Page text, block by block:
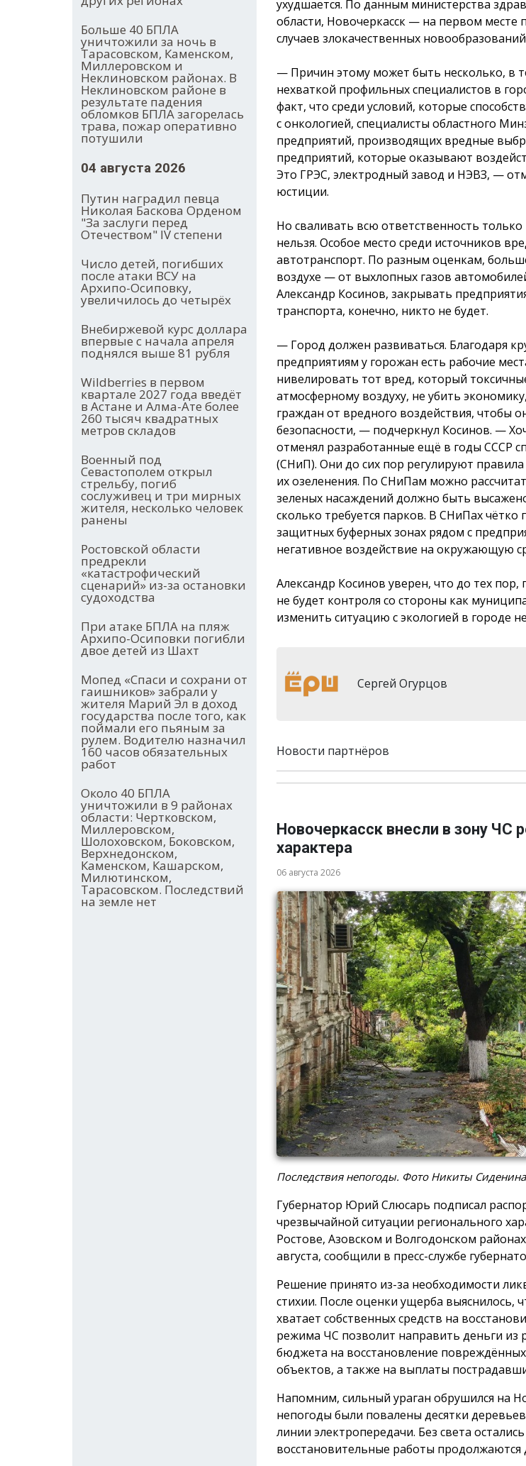
Больше 40 БПЛА
уничтожили за ночь в
Тарасовском, Каменском,
Миллеровском и
Неклиновском районах. В
Неклиновском районе в
результате падения
обломков БПЛА загорелась
трава, пожар оперативно
потушили
04 августа 2026
Путин наградил певца
Николая Баскова Орденом
"За заслуги перед
Отечеством" IV степени
Число детей, погибших
после атаки ВСУ на
Архипо-Осиповку,
увеличилось до четырёх
Внебиржевой курс доллара
впервые с начала апреля
поднялся выше 81 рубля
Wildberries в первом
квартале 2027 года введёт
в Астане и Алма-Ате более
260 тысяч квадратных
метров складов
Военный под
Севастополем открыл
стрельбу, погиб
сослуживец и три мирных
жителя, несколько человек
ранены
Ростовской области
предрекли
«катастрофический
сценарий» из-за остановки
судоходства
При атаке БПЛА на пляж
Архипо-Осиповки погибли
двое детей из Шахт
Мопед «Спаси и сохрани от
гаишников» забрали у
жителя Марий Эл в доход
государства после того, как
поймали его пьяным за
рулем. Водителю назначил
160 часов обязательных
работ
Около 40 БПЛА
уничтожили в 9 районах
области: Чертковском,
Миллеровском,
Шолоховском, Боковском,
Верхнедонском,
Каменском, Кашарском,
Милютинском,
Тарасовском. Последствий
на земле нет
ухудшается. По данным министерства
области, Новочеркасск — на первом месте
случаев злокачественных
— Причин этому может быть несколько, в
нехваткой профильных специалистов в
факт, что среди условий, которые
с онкологией, специалисты областного
предприятий, производящих вредные
предприятий, которые оказывают
Это ГРЭС, электродный завод и НЭВЗ, —
юстиции.
Но сваливать всю ответственность
нельзя. Особое место среди источников
автотранспорт. По разным оценкам,
воздухе — от выхлопных газов
Александр Косинов, закрывать
транспорта, конечно, никто не будет.
— Город должен развиваться. Благодаря
предприятиям у горожан есть рабочие
нивелировать тот вред, который
атмосферному воздуху, не убить
граждан от вредного воздействия, чтобы
безопасности, — подчеркнул Косинов. —
отменял разработанные ещё в годы СССР
(СНиП). Они до сих пор регулируют
их озеленения. По СНиПам можно
зеленых насаждений должно быть
сколько требуется парков. В СНиПах чётко
защитных буферных зонах рядом с
негативное воздействие на окружающую
Александр Косинов уверен, что до тех
не будет контроля со стороны как
изменить ситуацию с экологией в городе
Сергей Огурцов
Новости партнёров
Новочеркасск внесли в зону ЧС
характера
06 августа 2026
Последствия непогоды. Фото Никиты Сиденина
Губернатор Юрий Слюсарь подписал
чрезвычайной ситуации регионального
Ростове, Азовском и Волгодонском
августа, сообщили в пресс-службе
Решение принято из-за необходимости
стихии. После оценки ущерба выяснилось,
хватает собственных средств на
режима ЧС позволит направить деньги из
бюджета на восстановление
объектов, а также на выплаты
Напомним, сильный ураган обрушился на
непогоды были повалены десятки
линии электропередачи. Без света
восстановительные работы продолжаются